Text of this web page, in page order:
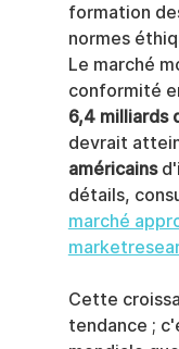
formation
normes
Le marché
conformité
6,4 milliards
devrait
américains
détails,
marché
Cette
tendance ;